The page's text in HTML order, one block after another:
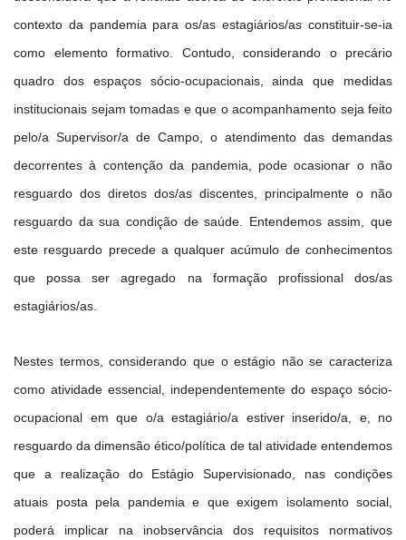
contexto da pandemia para os/as estagiários/as constituir-se-ia
como elemento formativo. Contudo, considerando o precário
quadro dos espaços sócio-ocupacionais, ainda que medidas
institucionais sejam tomadas e que o acompanhamento seja feito
pelo/a Supervisor/a de Campo, o atendimento das demandas
decorrentes à contenção da pandemia, pode ocasionar o não
resguardo dos diretos dos/as discentes, principalmente o não
resguardo da sua condição de saúde. Entendemos assim, que
este resguardo precede a qualquer acúmulo de conhecimentos
que possa ser agregado na formação profissional dos/as
estagiários/as.
Nestes termos, considerando que o estágio não se caracteriza
como atividade essencial, independentemente do espaço sócio-
ocupacional em que o/a estagiário/a estiver inserido/a, e, no
resguardo da dimensão ético/política de tal atividade entendemos
que a realização do Estágio Supervisionado, nas condições
atuais posta pela pandemia e que exigem isolamento social,
poderá implicar na inobservância dos requisitos normativos